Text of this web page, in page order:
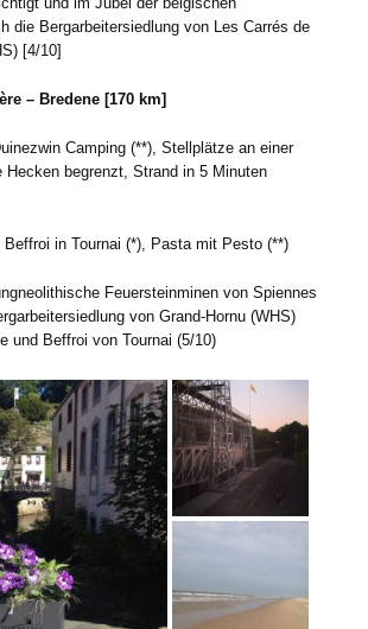
die Bergarbeitersiedlung von Les Carrés de
[4/10]
– Bredene [170 km]
Camping (**), Stellplätze an einer
Hecken begrenzt, Strand in 5 Minuten
Beffroi in Tournai (*), Pasta mit Pesto (**)
Feuersteinminen von Spiennes
von Grand-Hornu (WHS)
und Beffroi von Tournai (5/10)